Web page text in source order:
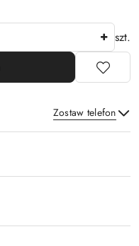
szt.
Zostaw telefon